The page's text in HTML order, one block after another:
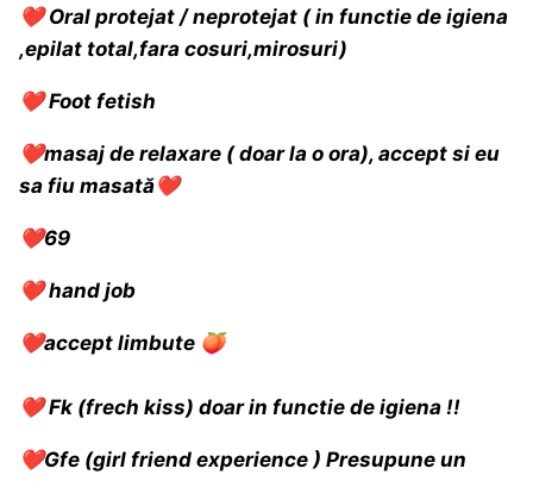
❤️ Oral protejat / neprotejat ( in functie de igiena
,epilat total,fara cosuri,mirosuri)
❤️Foot fetish
❤️masaj de relaxare ( doar la o ora), accept si eu
sa fiu masată❤️
❤️69
❤️ hand job
❤️accept limbute 🍑
❤️ Fk (frech kiss) doar in functie de igiena !!
❤️Gfe (girl friend experience ) Presupune un